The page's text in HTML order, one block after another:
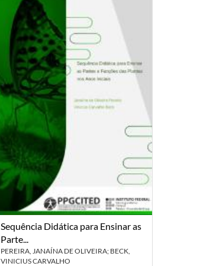
Sequência Didática para Ensinar as
Parte...
PEREIRA, JANAÍNA DE OLIVEIRA; BECK,
VINICIUS CARVALHO